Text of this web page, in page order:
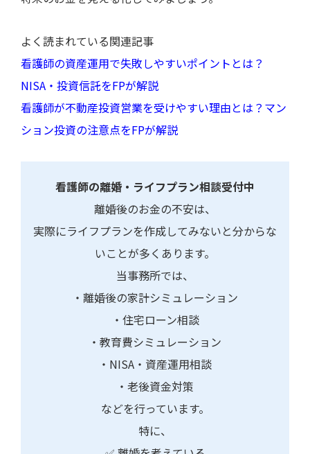
よく読まれている関連記事
看護師の資産運用で失敗しやすいポイントとは？
NISA・投資信託をFPが解説
看護師が不動産投資営業を受けやすい理由とは？マン
ション投資の注意点をFPが解説
看護師の離婚・ライフプラン相談受付中
離婚後のお金の不安は、
実際にライフプランを作成してみないと分からな
いことが多くあります。
当事務所では、
・離婚後の家計シミュレーション
・住宅ローン相談
・教育費シミュレーション
・NISA・資産運用相談
・老後資金対策
などを行っています。
特に、